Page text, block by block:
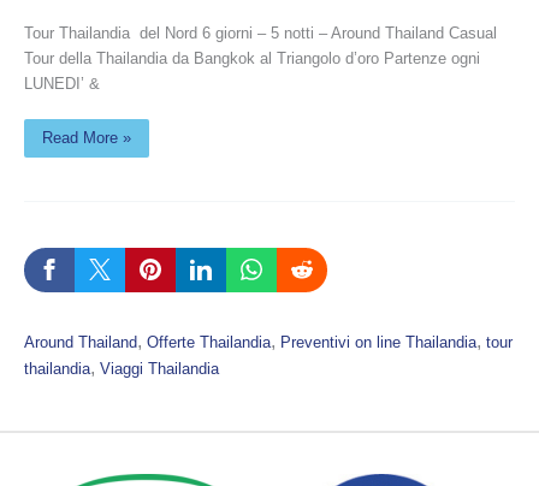
Tour Thailandia del Nord 6 giorni – 5 notti – Around Thailand Casual
Tour della Thailandia da Bangkok al Triangolo d’oro Partenze ogni
LUNEDI’ &
Read More »
Around Thailand, Offerte Thailandia, Preventivi on line Thailandia, tour
thailandia, Viaggi Thailandia